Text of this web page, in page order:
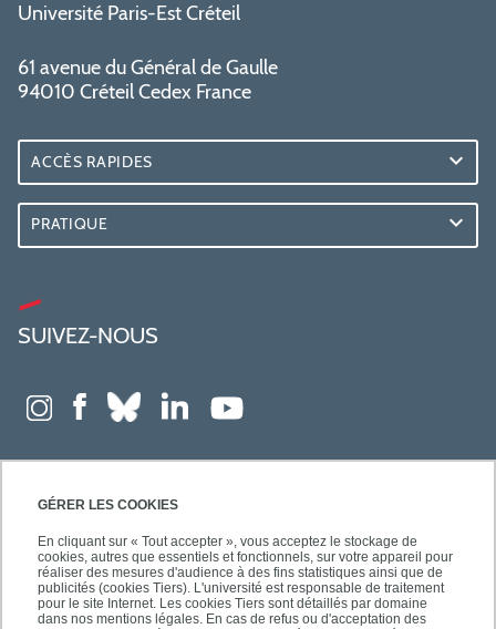
GÉRER LES COOKIES
En cliquant sur « Tout accepter », vous acceptez le stockage de
cookies, autres que essentiels et fonctionnels, sur votre appareil pour
réaliser des mesures d'audience à des fins statistiques ainsi que de
publicités (cookies Tiers). L'université est responsable de traitement
pour le site Internet. Les cookies Tiers sont détaillés par domaine
dans nos mentions légales. En cas de refus ou d'acceptation des
Université Paris-Est Créteil
61 avenue du Général de Gaulle
94010 Créteil Cedex France
ACCÈS RAPIDES
PRATIQUE
SUIVEZ-NOUS